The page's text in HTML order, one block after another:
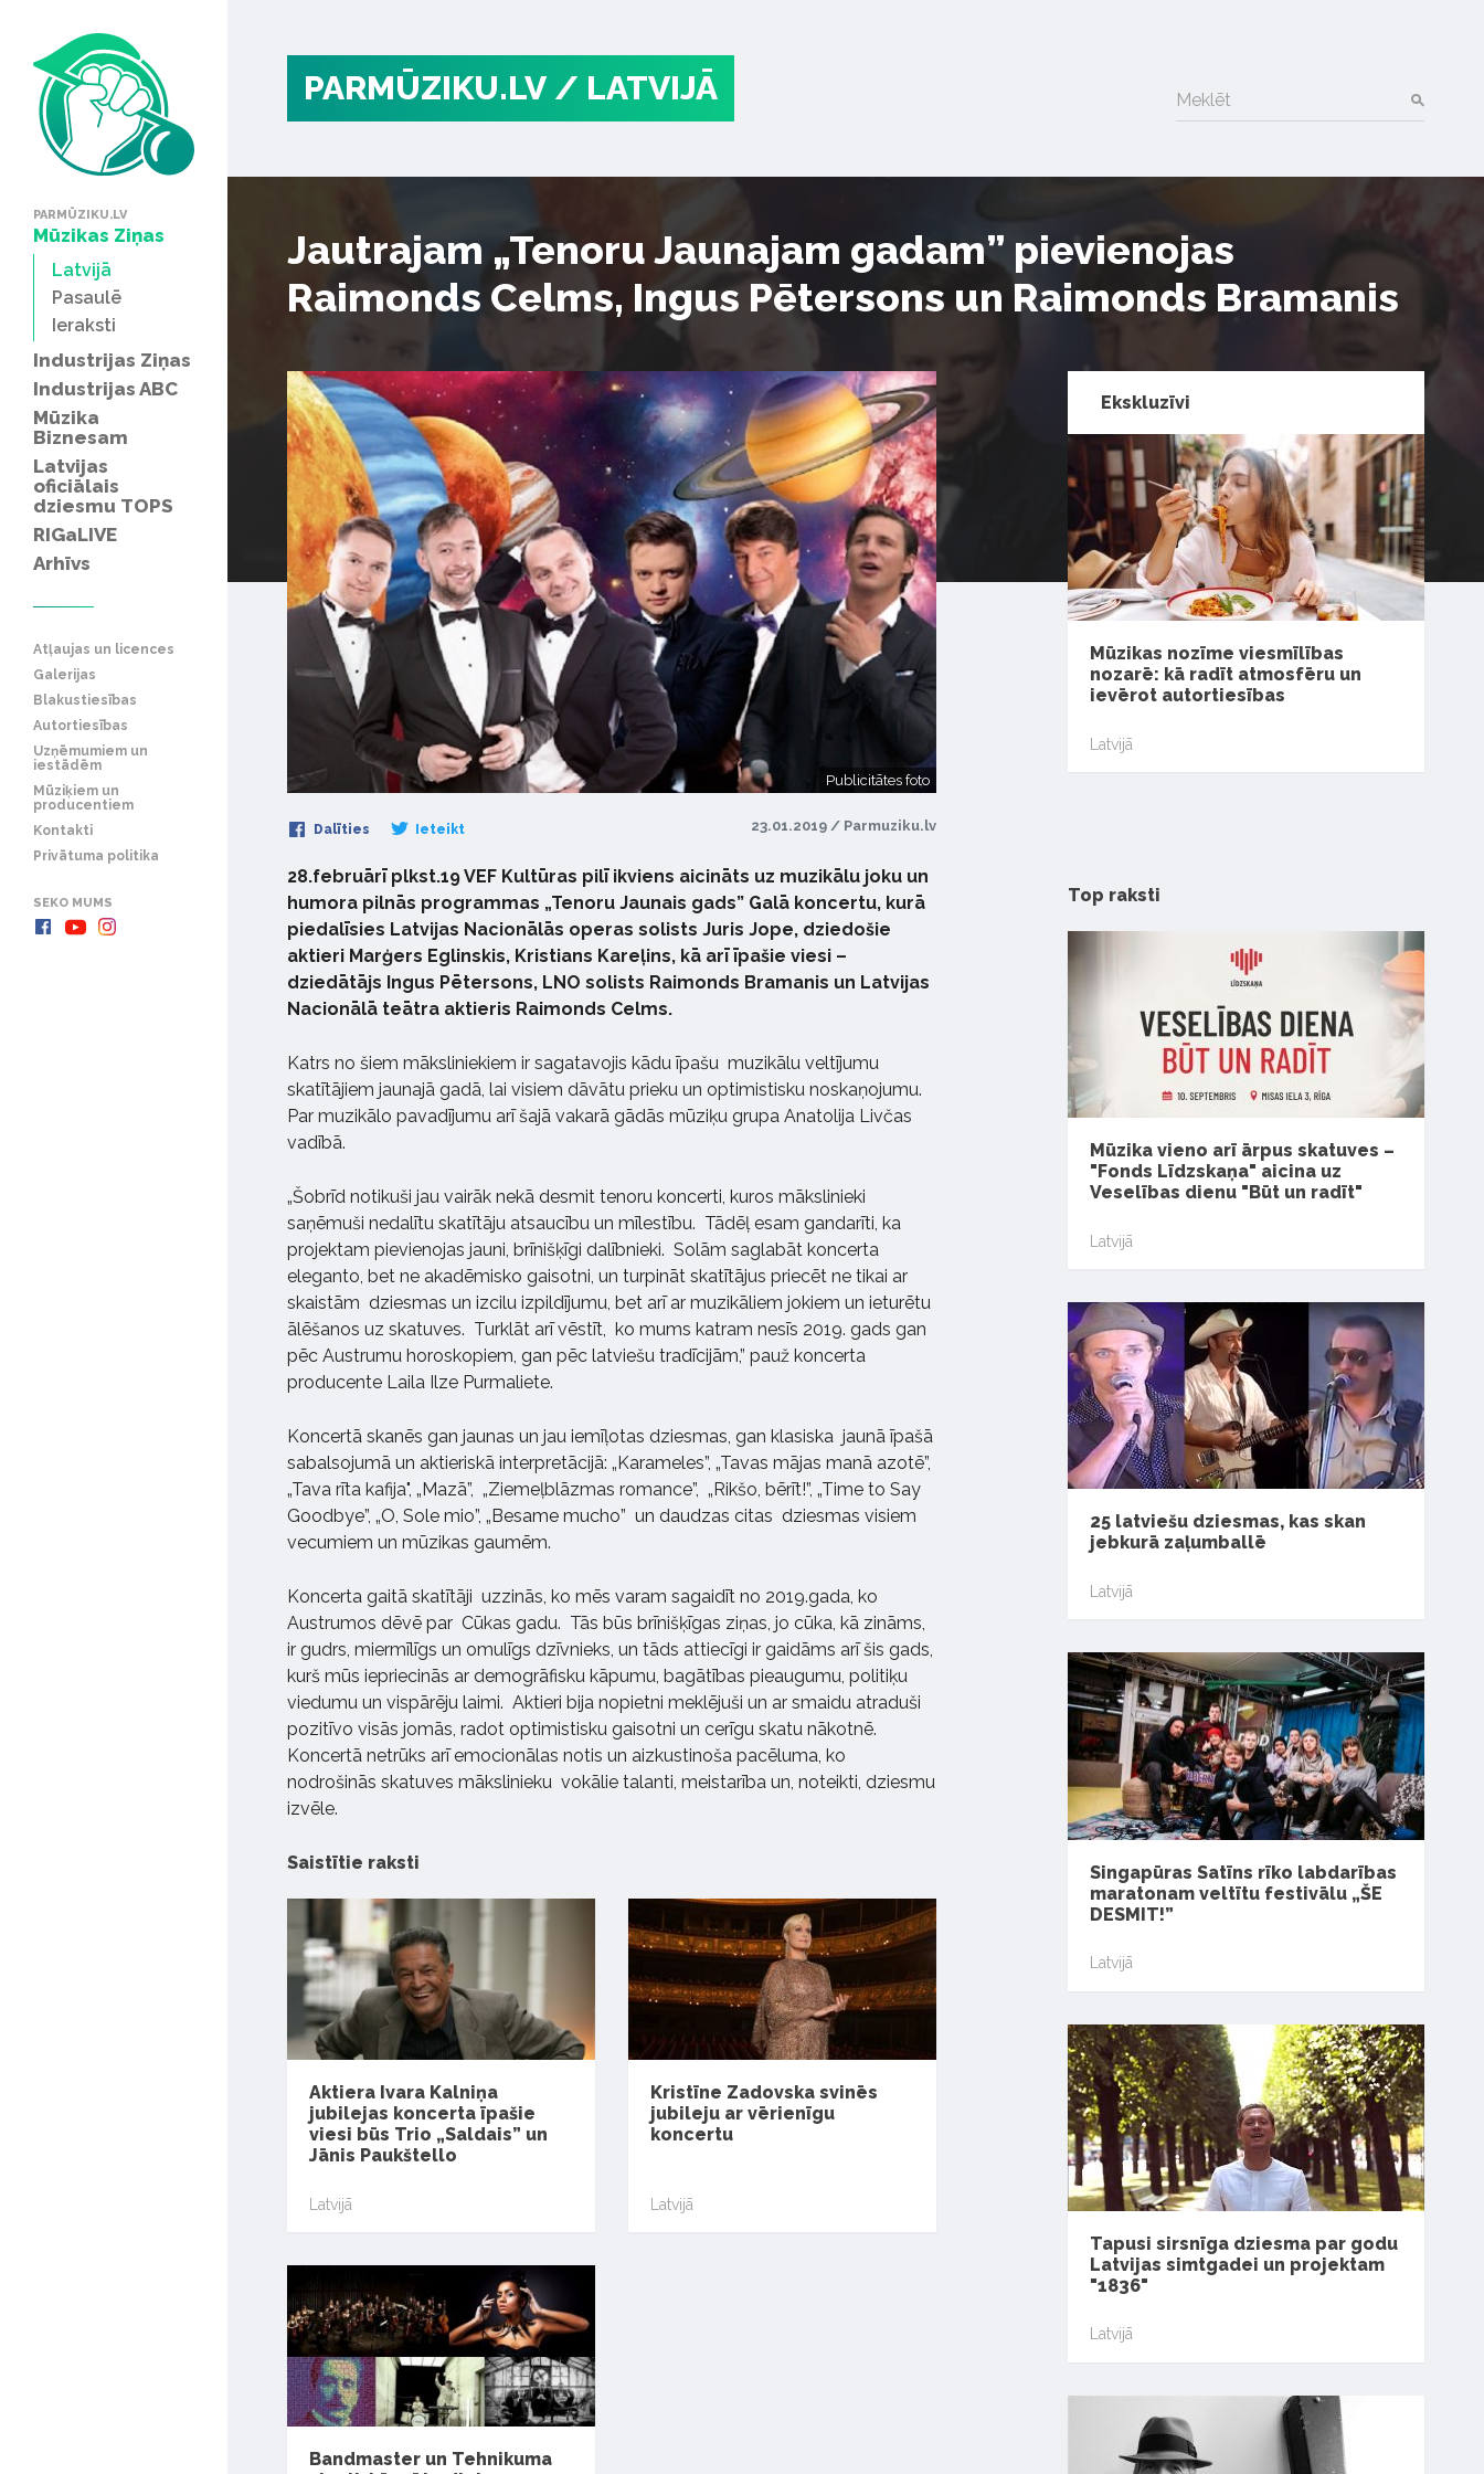
PARMŪZIKU.LV
Mūzikas Ziņas
Latvijā
Pasaulē
Ieraksti
Industrijas Ziņas
Industrijas ABC
Mūzika
Biznesam
Latvijas
oficiālais
dziesmu TOPS
RIGaLIVE
Arhīvs
Atļaujas un licences
Galerijas
Blakustiesības
Autortiesības
Uzņēmumiem un
iestādēm
Mūziķiem un
producentiem
Kontakti
Privātuma politika
SEKO MUMS
PARMŪZIKU.LV / LATVIJĀ Meklēt
Jautrajam „Tenoru Jaunajam gadam” pievienojas
Raimonds Celms, Ingus Pētersons un Raimonds Bramanis
Publicitātes foto
Dalīties Ieteikt 23.01.2019 / Parmuziku.lv
28.februārī plkst.19 VEF Kultūras pilī ikviens aicināts uz muzikālu joku un
humora pilnās programmas „Tenoru Jaunais gads” Galā koncertu, kurā
piedalīsies Latvijas Nacionālās operas solists Juris Jope, dziedošie
aktieri Marģers Eglinskis, Kristians Kareļins, kā arī īpašie viesi –
dziedātājs Ingus Pētersons, LNO solists Raimonds Bramanis un Latvijas
Nacionālā teātra aktieris Raimonds Celms.
Katrs no šiem māksliniekiem ir sagatavojis kādu īpašu muzikālu veltījumu
skatītājiem jaunajā gadā, lai visiem dāvātu prieku un optimistisku noskaņojumu.
Par muzikālo pavadījumu arī šajā vakarā gādās mūziķu grupa Anatolija Livčas
vadībā.
„Šobrīd notikuši jau vairāk nekā desmit tenoru koncerti, kuros mākslinieki
saņēmuši nedalītu skatītāju atsaucību un mīlestību. Tādēļ esam gandarīti, ka
projektam pievienojas jauni, brīnišķīgi dalībnieki. Solām saglabāt koncerta
eleganto, bet ne akadēmisko gaisotni, un turpināt skatītājus priecēt ne tikai ar
skaistām dziesmas un izcilu izpildījumu, bet arī ar muzikāliem jokiem un ieturētu
ālēšanos uz skatuves. Turklāt arī vēstīt, ko mums katram nesīs 2019. gads gan
pēc Austrumu horoskopiem, gan pēc latviešu tradīcijām,” pauž koncerta
producente Laila Ilze Purmaliete.
Koncertā skanēs gan jaunas un jau iemīļotas dziesmas, gan klasiska jaunā īpašā
sabalsojumā un aktieriskā interpretācijā: „Karameles”, „Tavas mājas manā azotē”,
„Tava rīta kafija", „Mazā”, „Ziemeļblāzmas romance”, „Rikšo, bērīt!”, „Time to Say
Goodbye”, „O, Sole mio”, „Besame mucho” un daudzas citas dziesmas visiem
vecumiem un mūzikas gaumēm.
Koncerta gaitā skatītāji uzzinās, ko mēs varam sagaidīt no 2019.gada, ko
Austrumos dēvē par Cūkas gadu. Tās būs brīnišķīgas ziņas, jo cūka, kā zināms,
ir gudrs, miermīlīgs un omulīgs dzīvnieks, un tāds attiecīgi ir gaidāms arī šis gads,
kurš mūs iepriecinās ar demogrāfisku kāpumu, bagātības pieaugumu, politiķu
viedumu un vispārēju laimi. Aktieri bija nopietni meklējuši un ar smaidu atraduši
pozitīvo visās jomās, radot optimistisku gaisotni un cerīgu skatu nākotnē.
Koncertā netrūks arī emocionālas notis un aizkustinoša pacēluma, ko
nodrošinās skatuves mākslinieku vokālie talanti, meistarība un, noteikti, dziesmu
izvēle.
Saistītie raksti
Aktiera Ivara Kalniņa
jubilejas koncerta īpašie
viesi būs Trio „Saldais” un
Jānis Paukštello
Latvijā
Kristīne Zadovska svinēs
jubileju ar vērienīgu
koncertu
Latvijā
Bandmaster un Tehnikuma
Ekskluzīvi
Mūzikas nozīme viesmīlības
nozarē: kā radīt atmosfēru un
ievērot autortiesības
Latvijā
Top raksti
Mūzika vieno arī ārpus skatuves –
"Fonds Līdzskaņa" aicina uz
Veselības dienu "Būt un radīt"
Latvijā
25 latviešu dziesmas, kas skan
jebkurā zaļumballē
Latvijā
Singapūras Satīns rīko labdarības
maratonam veltītu festivālu „ŠE
DESMIT!”
Latvijā
Tapusi sirsnīga dziesma par godu
Latvijas simtgadei un projektam
"1836"
Latvijā